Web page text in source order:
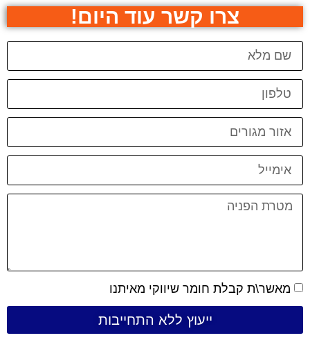
צרו קשר עוד היום!
מאשר\ת קבלת חומר שיווקי מאיתנו
ייעוץ ללא התחייבות